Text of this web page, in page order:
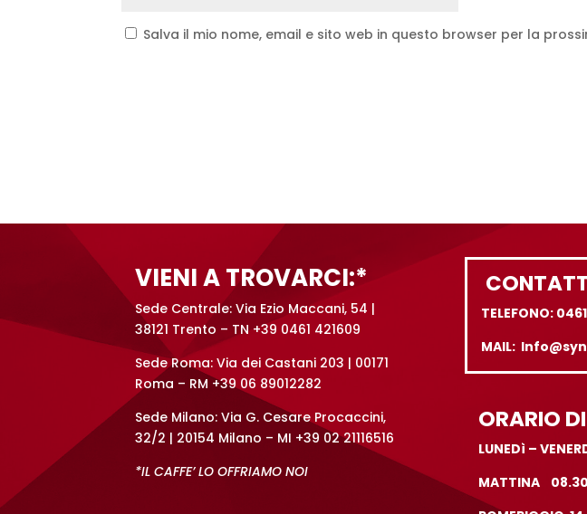
Salva il mio nome, email e sito web in questo browser per la
v
VIENI A TROVARCI:*
Sede Centrale: Via Ezio Maccani, 54 |
38121 Trento – TN +39 0461 421609
Sede Roma: Via dei Castani 203 | 00171
Roma – RM +39 06 89012282
Sede Milano: Via G. Cesare Procaccini,
32/2 | 20154 Milano – MI +39 02 21116516
*IL CAFFE’ LO OFFRIAMO NOI
TELEFONO:
MAIL:
ORARIO
LUNEDì –
MATTINA